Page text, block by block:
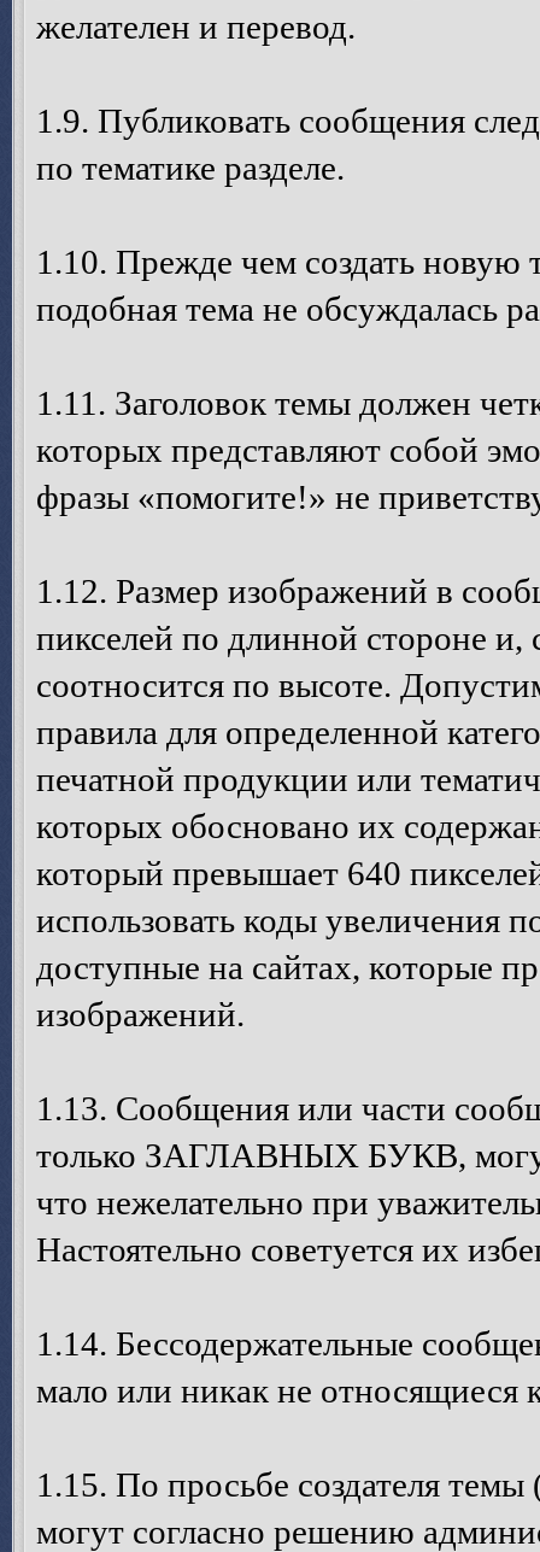
желателен и перевод.
1.9. Публиковать сообщения
по тематике разделе.
1.10. Прежде чем создать новую
подобная тема не обсуждалась
1.11. Заголовок темы должен
которых представляют собой
фразы «помогите!» не
1.12. Размер изображений в
пикселей по длинной стороне и,
соотносится по высоте.
правила для определенной
печатной продукции или
которых обосновано их
который превышает 640
использовать коды увеличения
доступные на сайтах, которые
изображений.
1.13. Сообщения или части
только ЗАГЛАВНЫХ БУКВ,
что нежелательно при
Настоятельно советуется их
1.14. Бессодержательные
мало или никак не относящиеся
1.15. По просьбе создателя
могут согласно решению